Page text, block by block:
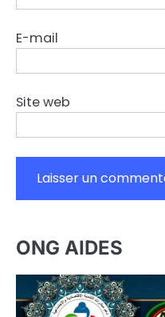
E-mail
Site web
ONG AIDES